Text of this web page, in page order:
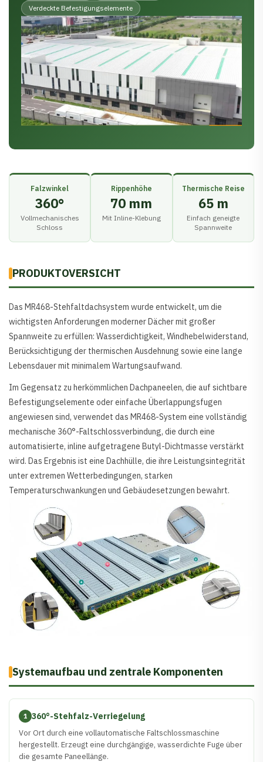
Verdeckte Befestigungselemente
Falzwinkel
360°
Vollmechanisches
Schloss
Rippenhöhe
70 mm
Mit Inline-Klebung
Thermische Reise
65 m
Einfach geneigte
Spannweite
PRODUKTOVERSICHT
Das MR468-Stehfaltdachsystem wurde entwickelt, um die
wichtigsten Anforderungen moderner Dächer mit großer
Spannweite zu erfüllen: Wasserdichtigkeit, Windhebelwiderstand,
Berücksichtigung der thermischen Ausdehnung sowie eine lange
Lebensdauer mit minimalem Wartungsaufwand.
Im Gegensatz zu herkömmlichen Dachpaneelen, die auf sichtbare
Befestigungselemente oder einfache Überlappungsfugen
angewiesen sind, verwendet das MR468-System eine vollständig
mechanische 360°-Faltschlossverbindung, die durch eine
automatisierte, inline aufgetragene Butyl-Dichtmasse verstärkt
wird. Das Ergebnis ist eine Dachhülle, die ihre Leistungsintegrität
unter extremen Wetterbedingungen, starken
Temperaturschwankungen und Gebäudesetzungen bewahrt.
Systemaufbau und zentrale Komponenten
1 360°-Stehfalz-Verriegelung
Vor Ort durch eine vollautomatische Faltschlossmaschine
hergestellt. Erzeugt eine durchgängige, wasserdichte Fuge über
die gesamte Paneellänge.